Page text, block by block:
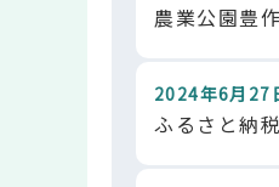
農業公園豊
2024年6月27
ふるさと納